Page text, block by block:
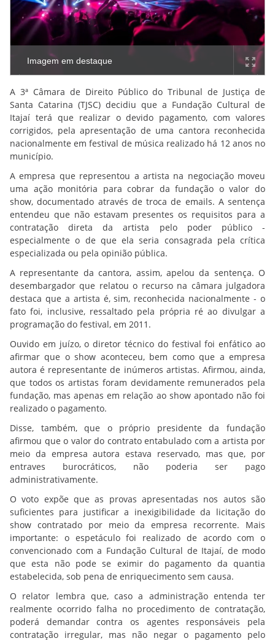
Imagem em destaque
A 3ª Câmara de Direito Público do Tribunal de Justiça de
Santa Catarina (TJSC) decidiu que a Fundação Cultural de
Itajaí terá que realizar o devido pagamento, com valores
corrigidos, pela apresentação de uma cantora reconhecida
nacionalmente em festival de música realizado há 12 anos no
município.
A empresa que representou a artista na negociação moveu
uma ação monitória para cobrar da fundação o valor do
show, documentado através de troca de emails. A sentença
entendeu que não estavam presentes os requisitos para a
contratação direta da artista pelo poder público -
especialmente o de que ela seria consagrada pela crítica
especializada ou pela opinião pública.
A representante da cantora, assim, apelou da sentença. O
desembargador que relatou o recurso na câmara julgadora
destaca que a artista é, sim, reconhecida nacionalmente - o
fato foi, inclusive, ressaltado pela própria ré ao divulgar a
programação do festival, em 2011.
Ouvido em juízo, o diretor técnico do festival foi enfático ao
afirmar que o show aconteceu, bem como que a empresa
autora é representante de inúmeros artistas. Afirmou, ainda,
que todos os artistas foram devidamente remunerados pela
fundação, mas apenas em relação ao show apontado não foi
realizado o pagamento.
Disse, também, que o próprio presidente da fundação
afirmou que o valor do contrato entabulado com a artista por
meio da empresa autora estava reservado, mas que, por
entraves burocráticos, não poderia ser pago
administrativamente.
O voto expõe que as provas apresentadas nos autos são
suficientes para justificar a inexigibilidade da licitação do
show contratado por meio da empresa recorrente. Mais
importante: o espetáculo foi realizado de acordo com o
convencionado com a Fundação Cultural de Itajaí, de modo
que esta não pode se eximir do pagamento da quantia
estabelecida, sob pena de enriquecimento sem causa.
O relator lembra que, caso a administração entenda ter
realmente ocorrido falha no procedimento de contratação,
poderá demandar contra os agentes responsáveis pela
contratação irregular, mas não negar o pagamento pelo